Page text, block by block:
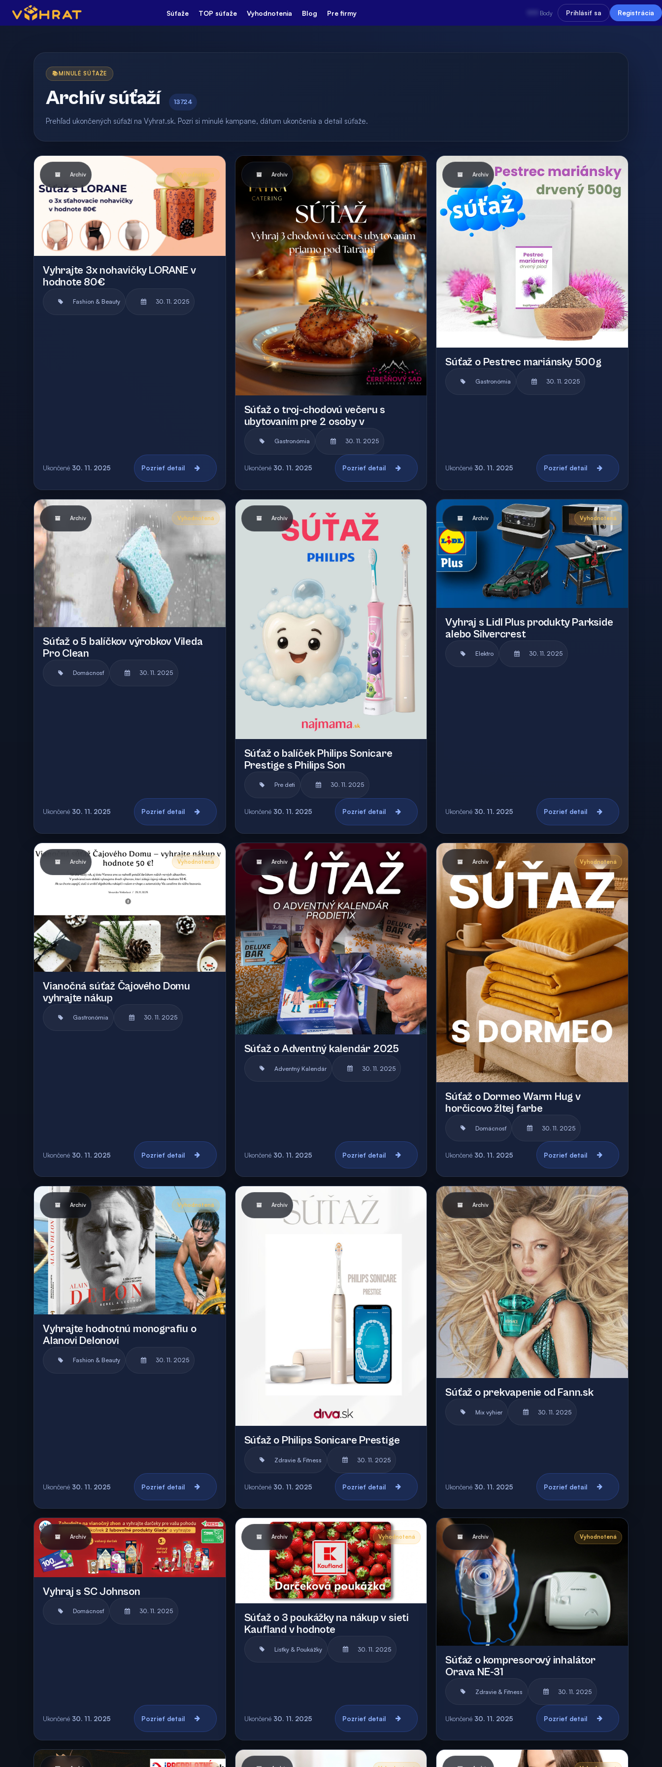
Súťaže TOP súťaže Vyhodnotenia Blog Pre firmy Body Prihlásiť sa Registrácia
📚 MINULÉ SÚŤAŽE
Archív súťaží 13724
Prehľad ukončených súťaží na Vyhrat.sk. Pozri si minulé kampane, dátum ukončenia a detail súťaže.
Archív Vyhodnotená
Vyhrajte 3x nohavičky LORANE v
hodnote 80€
Fashion & Beauty 30. 11. 2025
Ukončené 30. 11. 2025 Pozrieť detail
Archív
Súťaž o troj-chodovú večeru s
ubytovaním pre 2 osoby v
Gastronómia 30. 11. 2025
Ukončené 30. 11. 2025 Pozrieť detail
Archív
Súťaž o Pestrec mariánsky 500g
Gastronómia 30. 11. 2025
Ukončené 30. 11. 2025 Pozrieť detail
Archív Vyhodnotená
Súťaž o 5 balíčkov výrobkov Vileda
Pro Clean
Domácnosť 30. 11. 2025
Ukončené 30. 11. 2025 Pozrieť detail
Archív
Súťaž o balíček Philips Sonicare
Prestige s Philips Son
Pre deti 30. 11. 2025
Ukončené 30. 11. 2025 Pozrieť detail
Archív Vyhodnotená
Vyhraj s Lidl Plus produkty Parkside
alebo Silvercrest
Elektro 30. 11. 2025
Ukončené 30. 11. 2025 Pozrieť detail
Archív Vyhodnotená
Vianočná súťaž Čajového Domu
vyhrajte nákup
Gastronómia 30. 11. 2025
Ukončené 30. 11. 2025 Pozrieť detail
Archív
Súťaž o Adventný kalendár 2025
Adventný Kalendár 30. 11. 2025
Ukončené 30. 11. 2025 Pozrieť detail
Archív Vyhodnotená
Súťaž o Dormeo Warm Hug v
horčicovo žltej farbe
Domácnosť 30. 11. 2025
Ukončené 30. 11. 2025 Pozrieť detail
Archív Vyhodnotená
Vyhrajte hodnotnú monografiu o
Alanovi Delonovi
Fashion & Beauty 30. 11. 2025
Ukončené 30. 11. 2025 Pozrieť detail
Archív
Súťaž o Philips Sonicare Prestige
Zdravie & Fitness 30. 11. 2025
Ukončené 30. 11. 2025 Pozrieť detail
Archív
Súťaž o prekvapenie od Fann.sk
Mix výhier 30. 11. 2025
Ukončené 30. 11. 2025 Pozrieť detail
Archív
Vyhraj s SC Johnson
Domácnosť 30. 11. 2025
Ukončené 30. 11. 2025 Pozrieť detail
Archív Vyhodnotená
Súťaž o 3 poukážky na nákup v sieti
Kaufland v hodnote
Lístky & Poukážky 30. 11. 2025
Ukončené 30. 11. 2025 Pozrieť detail
Archív Vyhodnotená
Súťaž o kompresorový inhalátor
Orava NE-31
Zdravie & Fitness 30. 11. 2025
Ukončené 30. 11. 2025 Pozrieť detail